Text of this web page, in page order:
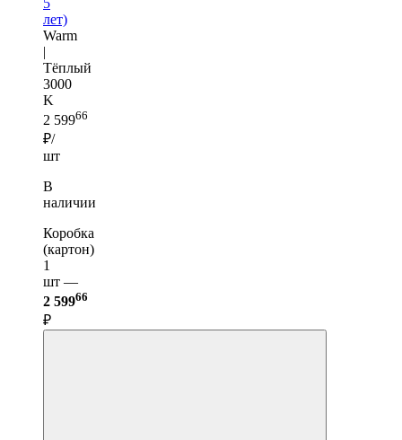
лет)
Warm
|
Тёплый
3000
K
2 59966
₽/
шт
В
наличии
Коробка
(картон)
1
шт —
2 59966
₽